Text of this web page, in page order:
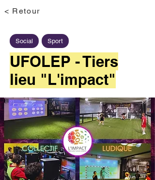
< Retour
Social Sport
UFOLEP - Tiers
lieu "L'impact"